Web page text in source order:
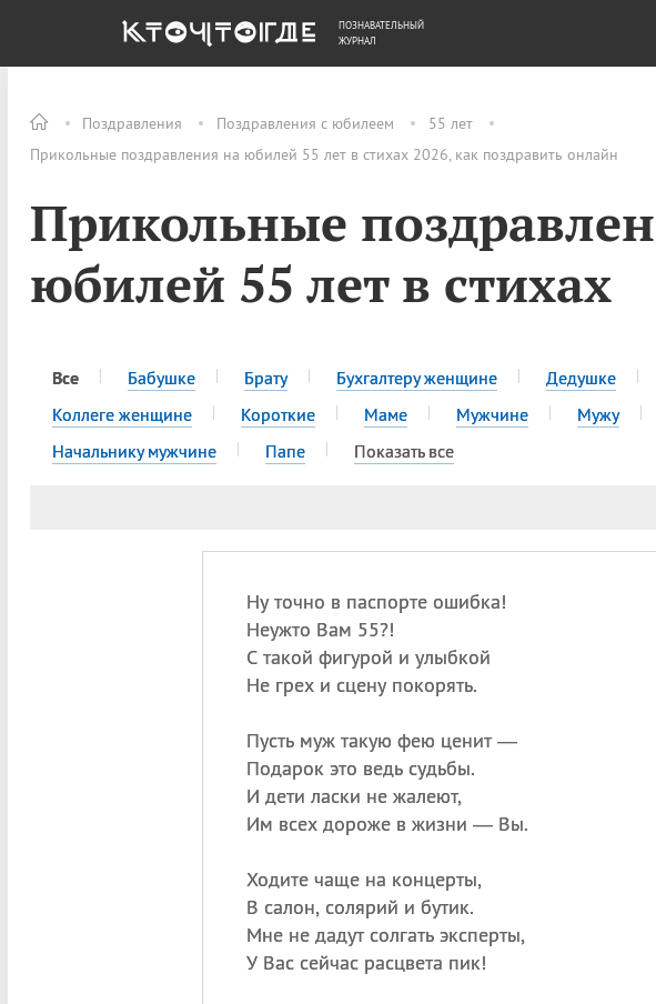
Поздравления Поздравления с юбилеем
55 лет
Прикольные поздравления на юбилей 55 лет в стихах 2026, как поздравить онлайн
Прикольные
юбилей 55 лет в стихах
Все Бабушке Брату Бухгалтеру женщине Дедушке
Коллеге женщине
Короткие Маме Мужчине
Мужу
Начальнику мужчине
Папе Показать все
Ну точно в паспорте ошибка!
Неужто Вам 55?!
С такой фигурой и улыбкой
Не грех и сцену покорять.
Пусть муж такую фею ценит —
Подарок это ведь судьбы.
И дети ласки не жалеют,
Им всех дороже в жизни — Вы.
Ходите чаще на концерты,
В салон, солярий и бутик.
Мне не дадут солгать эксперты,
У Вас сейчас расцвета пик!
ОБЩЕСТВО ДЕНЬГИ
ПОЗНАВАТЕЛЬНЫЙ
ЖУРНАЛ